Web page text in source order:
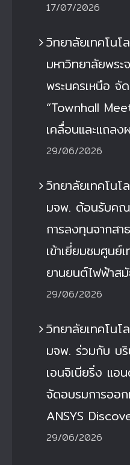
17/07/2026
วิทยาลัยเทคโนโ
มหาวิทยาลัยพระ
พระนครเหนือ จั
“Townhall
เคลื่อนและแถล
29/06/2026
วิทยาลัยเทคโนโ
มจพ. ต้อนรับคณ
การลงทุนจากส
เข้าเยี่ยมชมศูนย์
ยานยนต์ไฟฟ้าส
29/06/2026
วิทยาลัยเทคโนโ
มจพ. ร่วมกับ บ
เอนจิเนียริ่ง แอ
จัดอบรมการออ
ANSYS
29/06/2026